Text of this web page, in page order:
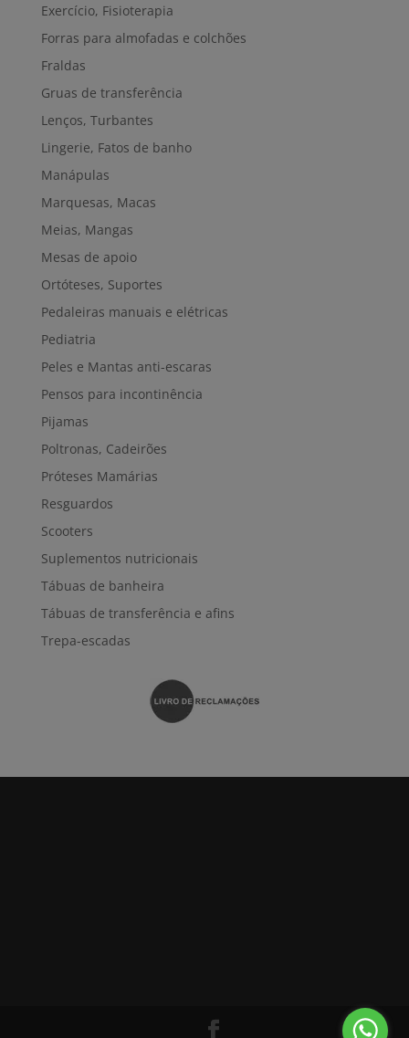
Exercício, Fisioterapia
Forras para almofadas e colchões
Fraldas
Gruas de transferência
Lenços, Turbantes
Lingerie, Fatos de banho
Manápulas
Marquesas, Macas
Meias, Mangas
Mesas de apoio
Ortóteses, Suportes
Pedaleiras manuais e elétricas
Pediatria
Peles e Mantas anti-escaras
Pensos para incontinência
Pijamas
Poltronas, Cadeirões
Próteses Mamárias
Resguardos
Scooters
Suplementos nutricionais
Tábuas de banheira
Tábuas de transferência e afins
Trepa-escadas